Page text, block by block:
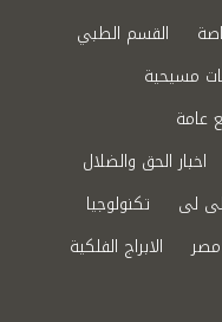
القسم الطبي
مسيحية
عامة
اخبار الحق والضلال
لى
تكنولوجيا
الابراج الفلكية